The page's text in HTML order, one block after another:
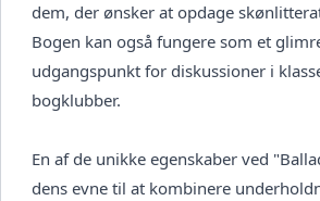
dem, der ønsker at opdage
Bogen kan også fungere som et
udgangspunkt for diskussioner i
bogklubber.
En af de unikke egenskaber ved
dens evne til at kombinere